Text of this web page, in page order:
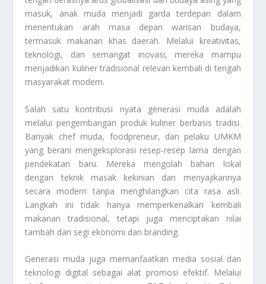
masuk, anak muda menjadi garda terdepan dalam
menentukan arah masa depan warisan budaya,
termasuk makanan khas daerah. Melalui kreativitas,
teknologi, dan semangat inovasi, mereka mampu
menjadikan kuliner tradisional relevan kembali di tengah
masyarakat modern.
Salah satu kontribusi nyata generasi muda adalah
melalui pengembangan produk kuliner berbasis tradisi.
Banyak chef muda, foodpreneur, dan pelaku UMKM
yang berani mengeksplorasi resep-resep lama dengan
pendekatan baru. Mereka mengolah bahan lokal
dengan teknik masak kekinian dan menyajikannya
secara modern tanpa menghilangkan cita rasa asli.
Langkah ini tidak hanya memperkenalkan kembali
makanan tradisional, tetapi juga menciptakan nilai
tambah dari segi ekonomi dan branding.
Generasi muda juga memanfaatkan media sosial dan
teknologi digital sebagai alat promosi efektif. Melalui